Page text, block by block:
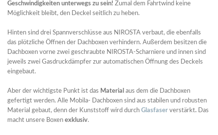
Geschwindigkeiten unterwegs zu sein! Zumal dem Fahrtwind keine
Möglichkeit bleibt, den Deckel seitlich zu heben.
Hinten sind drei Spannverschlüsse aus NIROSTA verbaut, die ebenfalls
das plötzliche Öffnen der Dachboxen verhindern. Außerdem besitzen die
Dachboxen vorne zwei geschraubte NIROSTA-Scharniere und innen sind
jeweils zwei Gasdruckdämpfer zur automatischen Öffnung des Deckels
eingebaut.
Aber der wichtigste Punkt ist das Material aus dem die Dachboxen
gefertigt werden. Alle Mobila- Dachboxen sind aus stabilen und robusten
Material gebaut, denn der Kunststoff wird durch Glasfaser verstärkt. Das
macht unsere Boxen exklusiv.